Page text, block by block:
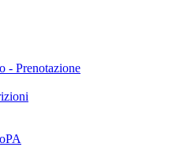
- Prenotazione